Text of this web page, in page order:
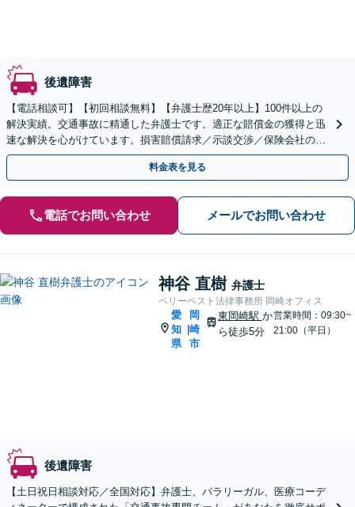
後遺障害
【電話相談可】【初回相談無料】【弁護士歴20年以上】100件以上の
解決実績。交通事故に精通した弁護士です。適正な賠償金の獲得と迅
速な解決を心がけています。損害賠償請求／示談交渉／保険会社の対
応などに対応【夜間・休日面談可】【刈谷駅3分】
料金表を見る
電話でお問い合わせ メールでお問い合わせ
神谷 直樹 弁護士
ベリーベスト法律事務所 岡崎オフィス
愛
知
県
岡
崎
市
東岡崎駅 か
ら徒歩5分
営業時間：09:30~
21:00（平日）
後遺障害
【土日祝日相談対応／全国対応】弁護士、パラリーガル、医療コーデ